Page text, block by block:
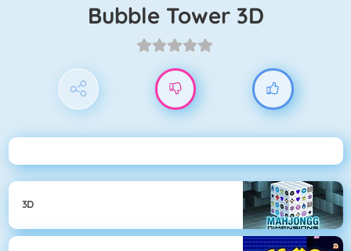
Bubble Tower 3D
3D